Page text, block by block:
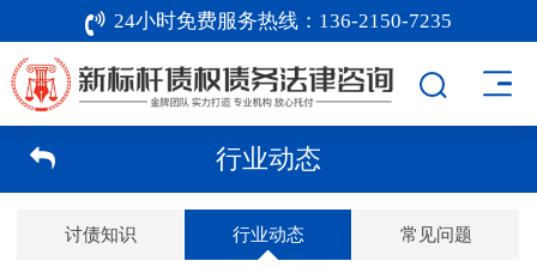
24小时免费服务热线： 136-2150-7235
行业动态
讨债知识 行业动态 常见问题